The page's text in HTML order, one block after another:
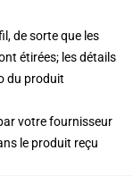
de sorte que les
étirées; les détails
du produit
votre fournisseur
le produit reçu